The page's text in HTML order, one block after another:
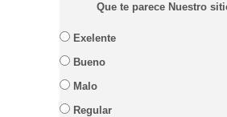
Que te parece Nuestro
Exelente
Bueno
Malo
Regular